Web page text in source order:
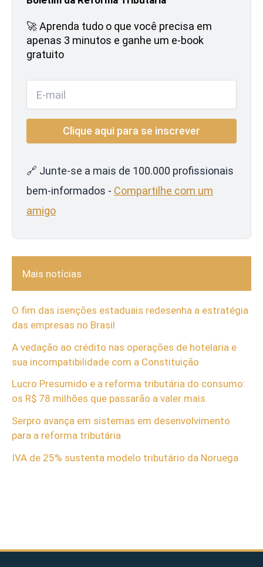
🚀 Aprenda tudo o que você precisa em
apenas 3 minutos e ganhe um e-book
gratuito
🔗 Junte-se a mais de 100.000 profissionais
bem-informados - Compartilhe com um
amigo
Mais notícias
O fim das isenções estaduais redesenha a estratégia
das empresas no Brasil
A vedação ao crédito nas operações de hotelaria e
sua incompatibilidade com a Constituição
Lucro Presumido e a reforma tributária do consumo:
os R$ 78 milhões que passarão a valer mais
Serpro avança em sistemas em desenvolvimento
para a reforma tributária
IVA de 25% sustenta modelo tributário da Noruega